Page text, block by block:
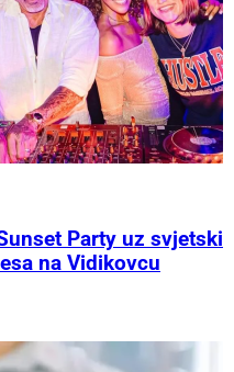
Party uz svjetski
na Vidikovcu